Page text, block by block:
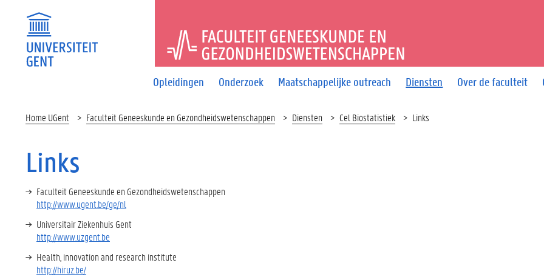
Opleidingen Onderzoek Maatschappelijke outreach Diensten Over de faculteit
FACULTEIT GENEESKUNDE EN
Home UGent Faculteit Geneeskunde en Gezondheidswetenschappen Diensten Cel Biostatistiek Links
Links
Faculteit Geneeskunde en Gezondheidswetenschappen
http://www.ugent.be/ge/nl
Universitair Ziekenhuis Gent
http://www.uzgent.be
Health, innovation and research institute
http://hiruz.be/